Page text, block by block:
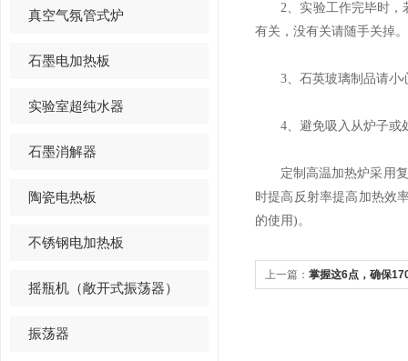
真空气氛管式炉
石墨电加热板
实验室超纯水器
石墨消解器
陶瓷电热板
不锈钢电加热板
摇瓶机（敞开式振荡器）
振荡器
2、实验工作完毕时，若
有关，没有关请随手关掉。
3、石英玻璃制品请小
4、避免吸入从炉子或
定制高温加热炉采用复
时提高反射率提高加热效
的使用)。
上一篇： 掌握这6点，确保